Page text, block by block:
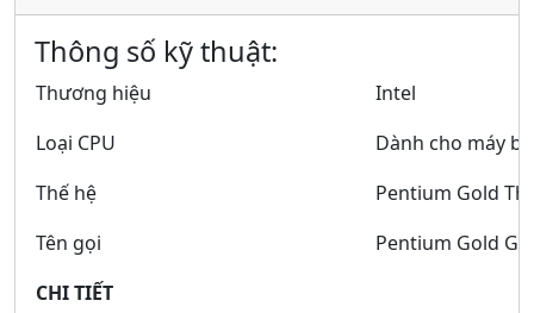
Thông số kỹ thuật:
Thương hiệu
Intel
Loại CPU
Dành cho máy
Thế hệ
Pentium Gold
Tên gọi
Pentium Gold
CHI TIẾT